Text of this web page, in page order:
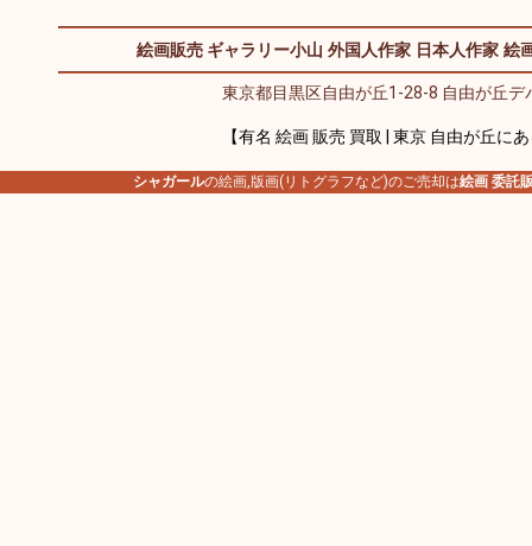
絵画販売 ギャラリー小山 外国人作家 日本人作家 絵
東京都目黒区自由が丘1-28-8 自由が丘デ
【有名 絵画 販売 買取 | 東京 自由が丘に
シャガールの絵画,版画(リトグラフなど)のご売却は絵画 委託